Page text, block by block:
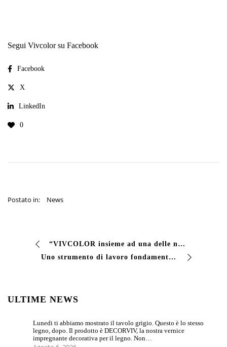
Segui Vivcolor su Facebook
Facebook
X
LinkedIn
0
Postato in: News
“VIVCOLOR insieme ad una delle nostre verniciature partner, ha realizzato la verniciatura di una struttura antisismica in ferro e acciaio nel comune di Cividate…
Uno strumento di lavoro fondamentale per ogni colorificio: la cartella #RAL! Affidati a un produttore serio e professionale: Vivcolor è il partner ideale p…
ULTIME NEWS
Lunedi ti abbiamo mostrato il tavolo grigio. Questo è lo stesso
legno, dopo. Il prodotto è DECORVIV, la nostra vernice
impregnante decorativa per il legno. Non…